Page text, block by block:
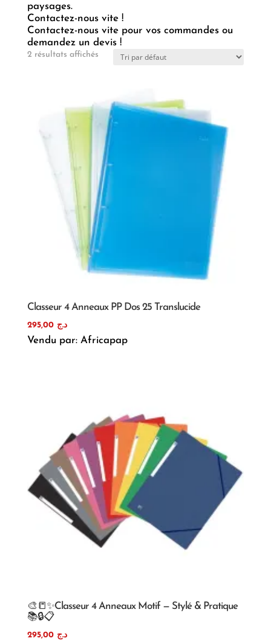
paysages.
Contactez-nous vite !
Contactez-nous vite pour vos commandes ou
demandez un devis !
2 résultats affichés
Classeur 4 Anneaux PP Dos 25 Translucide
د.ج 295,00
Vendu par: Africapap
🎨📒✨Classeur 4 Anneaux Motif — Stylé & Pratique
📚🔒📋
د.ج 295,00